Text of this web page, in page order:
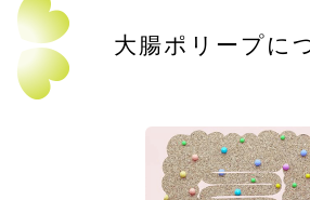
大腸ポリープに